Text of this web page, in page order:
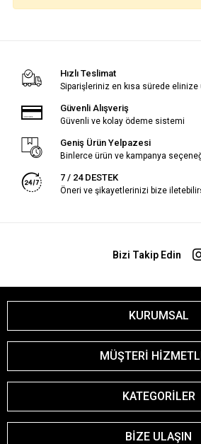
Hızlı Teslimat
Siparişleriniz en kısa sürede elinize
Güvenli Alışveriş
Güvenli ve kolay ödeme sistemi
Geniş Ürün Yelpazesi
Binlerce ürün ve kampanya
7 / 24 DESTEK
Öneri ve şikayetlerinizi bize
Bizi Takip Edin
KURUMSAL
MÜŞTERİ
KATEGORİLER
BİZE ULAŞIN